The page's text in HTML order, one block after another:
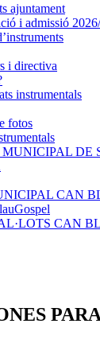
ajuntament
i admissió
i directiva
instrumentals
fotos
DE
CAN
CAN